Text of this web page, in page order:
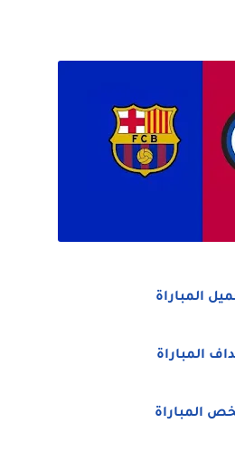
المباراة
المباراة
المباراة